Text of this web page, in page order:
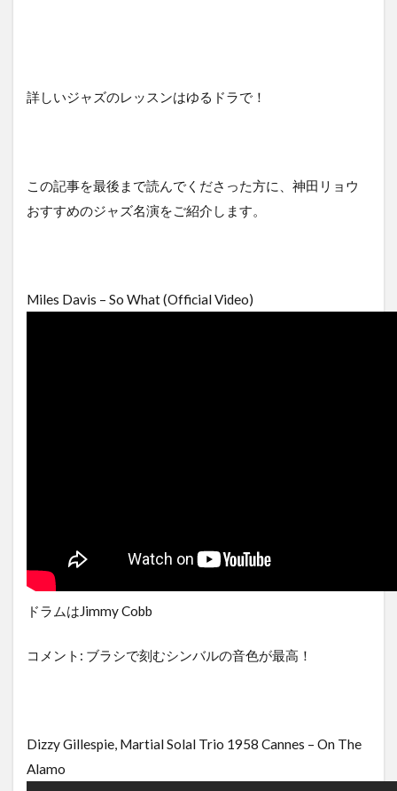
詳しいジャズのレッスンはゆるドラで！
この記事を最後まで読んでくださった方に、神田リョウ
おすすめのジャズ名演をご紹介します。
Miles Davis – So What (Official Video)
ドラムはJimmy Cobb
コメント: ブラシで刻むシンバルの音色が最高！
Dizzy Gillespie, Martial Solal Trio 1958 Cannes – On The
Alamo